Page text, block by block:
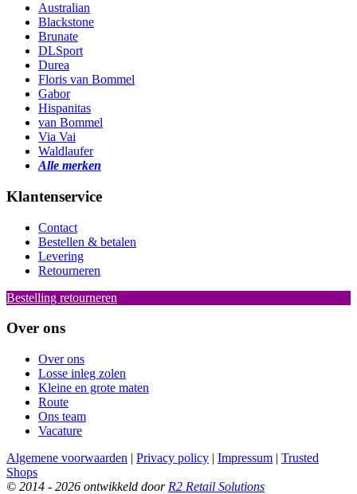
Australian
Blackstone
Brunate
DLSport
Durea
Floris van Bommel
Gabor
Hispanitas
van Bommel
Via Vai
Waldlaufer
Alle merken
Klantenservice
Contact
Bestellen & betalen
Levering
Retourneren
Bestelling retourneren
Over ons
Over ons
Losse inleg zolen
Kleine en grote maten
Route
Ons team
Vacature
Algemene voorwaarden | Privacy policy | Impressum | Trusted
Shops
© 2014 - 2026 ontwikkeld door R2 Retail Solutions